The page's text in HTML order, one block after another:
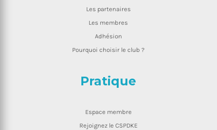
Les partenaires
Les membres
Adhésion
Pourquoi choisir le club ?
Pratique
Espace membre
Rejoignez le CSPDKE